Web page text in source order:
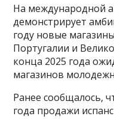
На международной
демонстрирует
году новые
Португалии и
конца 2025 года
магазинов
Ранее сообщалось,
года продажи